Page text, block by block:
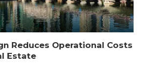
Reduces Operational Costs
Estate